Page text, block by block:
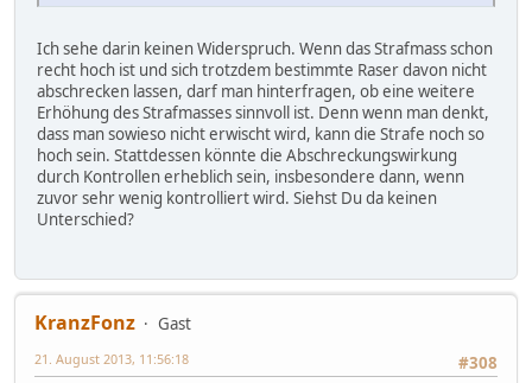
Ich sehe darin keinen Widerspruch. Wenn das Strafmass schon
recht hoch ist und sich trotzdem bestimmte Raser davon nicht
abschrecken lassen, darf man hinterfragen, ob eine weitere
Erhöhung des Strafmasses sinnvoll ist. Denn wenn man denkt,
dass man sowieso nicht erwischt wird, kann die Strafe noch so
hoch sein. Stattdessen könnte die Abschreckungswirkung
durch Kontrollen erheblich sein, insbesondere dann, wenn
zuvor sehr wenig kontrolliert wird. Siehst Du da keinen
Unterschied?
KranzFonz
Gast
#308
21. August 2013, 11:56:18